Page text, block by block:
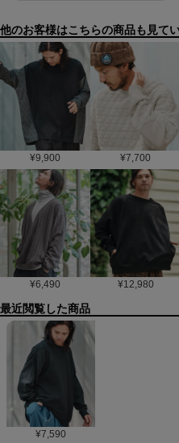
他のお客様はこちらの商品も見て
¥9,900 ¥7,700
¥6,490 ¥12,980
最近閲覧した商品
¥7,590